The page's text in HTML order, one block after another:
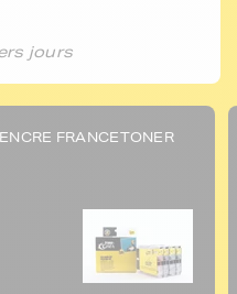
jours
FRANCETONER